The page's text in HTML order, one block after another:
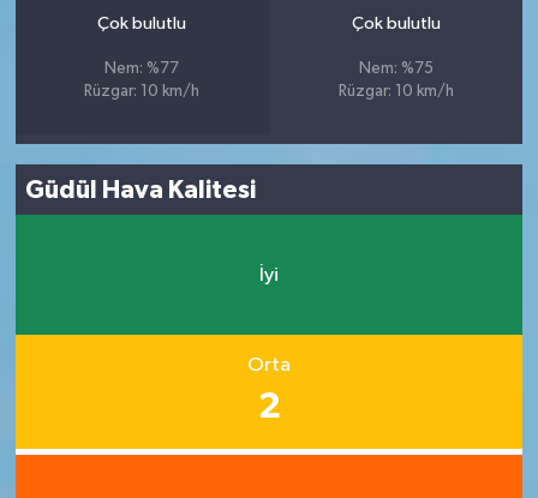
Çok bulutlu
Nem: %77
Rüzgar: 10 km/h
Çok bulutlu
Nem: %75
Rüzgar: 10 km/h
Güdül Hava Kalitesi
İyi
Orta
2